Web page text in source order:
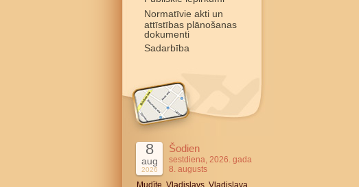
Normatīvie akti un
attīstības plānošanas
dokumenti
Sadarbība
8
aug
2026
Šodien
sestdiena, 2026. gada
8. augusts
Mudīte, Vladislavs, Vladislava